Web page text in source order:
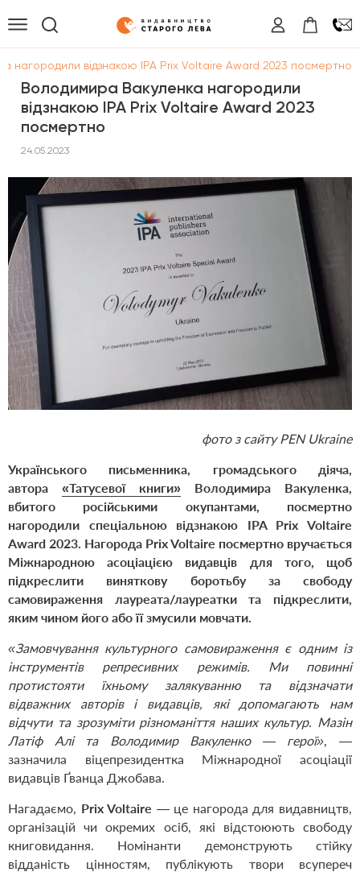
нагородили відзнакою IPA Prix Voltaire Award 2023 посмертно
Володимира Вакуленка нагородили
відзнакою IPA Prix Voltaire Award 2023
посмертно
24.05.2023
фото з сайту PEN Ukraine
Українського письменника, громадського діяча,
автора «Татусевої книги» Володимира Вакуленка,
вбитого російськими окупантами, посмертно
нагородили спеціальною відзнакою IPA Prix Voltaire
Award 2023. Нагорода Prix Voltaire посмертно вручається
Міжнародною асоціацією видавців для того, щоб
підкреслити виняткову боротьбу за свободу
самовираження лауреата/лауреатки та підкреслити,
яким чином його або її змусили мовчати.
«Замовчування культурного самовираження є одним із
інструментів репресивних режимів. Ми повинні
протистояти їхньому залякуванню та відзначати
відважних авторів і видавців, які допомагають нам
відчути та зрозуміти різноманіття наших культур. Мазін
Латіф Алі та Володимир Вакуленко — герої» , —
зазначила віцепрезидентка Міжнародної асоціації
видавців Ґванца Джобава.
Нагадаємо, Prix Voltaire — це нагорода для видавництв,
організацій чи окремих осіб, які відстоюють свободу
книговидання. Номінанти демонструють стійку
відданість цінностям, публікують твори всупереч